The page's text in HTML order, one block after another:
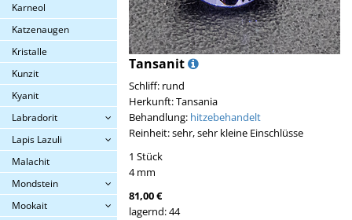
Karneol
Katzenaugen
Kristalle
Kunzit
Kyanit
Labradorit
Lapis Lazuli
Malachit
Mondstein
Mookait
Tansanit
Schliff: rund
Herkunft: Tansania
Behandlung: hitzebehandelt
Reinheit: sehr, sehr kleine Einschlüsse
1 Stück
4 mm
81,00 €
lagernd: 44